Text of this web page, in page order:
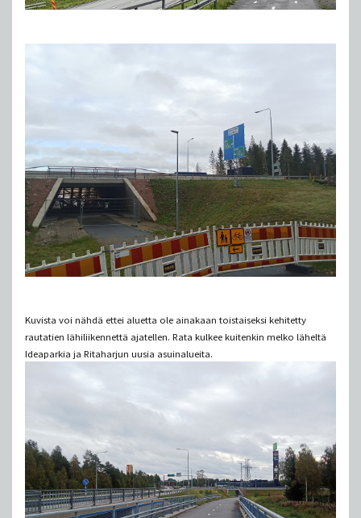
Kuvista voi nähdä ettei aluetta ole ainakaan toistaiseksi kehitetty
rautatien lähiliikennettä ajatellen. Rata kulkee kuitenkin melko läheltä
Ideaparkia ja Ritaharjun uusia asuinalueita.